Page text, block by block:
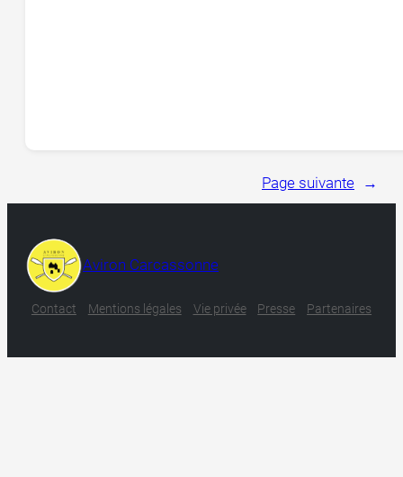
Page suivante →
Aviron Carcassonne
Contact Mentions légales Vie privée Presse Partenaires